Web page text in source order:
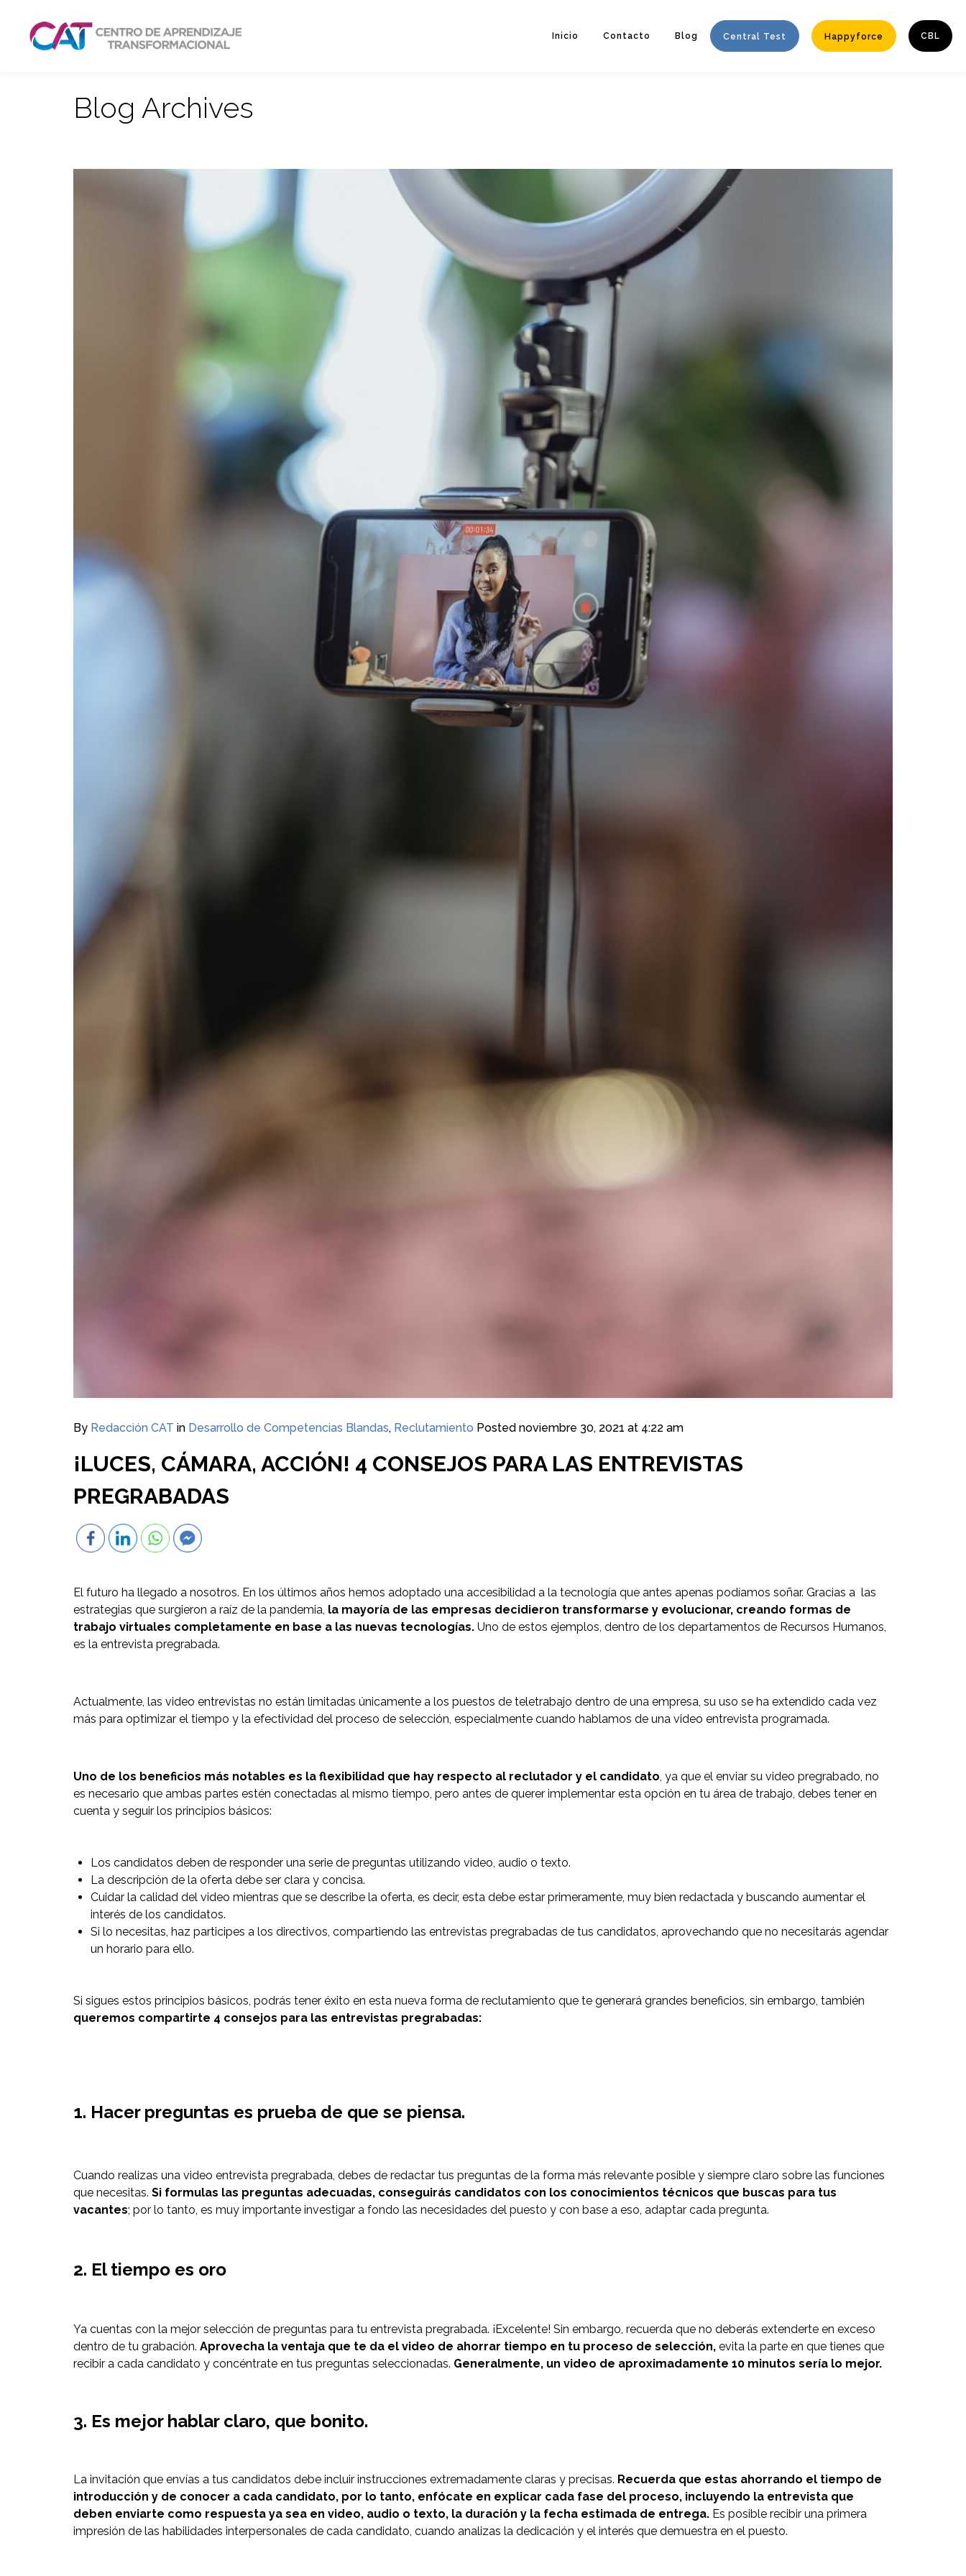
Inicio Contacto Blog Central Test Happyforce CBL
Blog Archives
By Redacción CAT in Desarrollo de Competencias Blandas, Reclutamiento Posted noviembre 30, 2021 at 4:22 am
¡LUCES, CÁMARA, ACCIÓN! 4 CONSEJOS PARA LAS ENTREVISTAS
PREGRABADAS
El futuro ha llegado a nosotros. En los últimos años hemos adoptado una accesibilidad a la tecnología que antes apenas podíamos soñar. Gracias a las
estrategias que surgieron a raíz de la pandemia, la mayoría de las empresas decidieron transformarse y evolucionar, creando formas de
trabajo virtuales completamente en base a las nuevas tecnologías. Uno de estos ejemplos, dentro de los departamentos de Recursos Humanos,
es la entrevista pregrabada.
Actualmente, las video entrevistas no están limitadas únicamente a los puestos de teletrabajo dentro de una empresa, su uso se ha extendido cada vez
más para optimizar el tiempo y la efectividad del proceso de selección, especialmente cuando hablamos de una video entrevista programada.
Uno de los beneficios más notables es la flexibilidad que hay respecto al reclutador y el candidato, ya que el enviar su video pregrabado, no
es necesario que ambas partes estén conectadas al mismo tiempo, pero antes de querer implementar esta opción en tu área de trabajo, debes tener en
cuenta y seguir los principios básicos:
Los candidatos deben de responder una serie de preguntas utilizando video, audio o texto.
La descripción de la oferta debe ser clara y concisa.
Cuidar la calidad del video mientras que se describe la oferta, es decir, esta debe estar primeramente, muy bien redactada y buscando aumentar el
interés de los candidatos.
Si lo necesitas, haz participes a los directivos, compartiendo las entrevistas pregrabadas de tus candidatos, aprovechando que no necesitarás agendar
un horario para ello.
Si sigues estos principios básicos, podrás tener éxito en esta nueva forma de reclutamiento que te generará grandes beneficios, sin embargo, también
queremos compartirte 4 consejos para las entrevistas pregrabadas:
1. Hacer preguntas es prueba de que se piensa.
Cuando realizas una video entrevista pregrabada, debes de redactar tus preguntas de la forma más relevante posible y siempre claro sobre las funciones
que necesitas. Si formulas las preguntas adecuadas, conseguirás candidatos con los conocimientos técnicos que buscas para tus
vacantes; por lo tanto, es muy importante investigar a fondo las necesidades del puesto y con base a eso, adaptar cada pregunta.
2. El tiempo es oro
Ya cuentas con la mejor selección de preguntas para tu entrevista pregrabada. ¡Excelente! Sin embargo, recuerda que no deberás extenderte en exceso
dentro de tu grabación. Aprovecha la ventaja que te da el video de ahorrar tiempo en tu proceso de selección, evita la parte en que tienes que
recibir a cada candidato y concéntrate en tus preguntas seleccionadas. Generalmente, un video de aproximadamente 10 minutos sería lo mejor.
3. Es mejor hablar claro, que bonito.
La invitación que envías a tus candidatos debe incluir instrucciones extremadamente claras y precisas. Recuerda que estas ahorrando el tiempo de
introducción y de conocer a cada candidato, por lo tanto, enfócate en explicar cada fase del proceso, incluyendo la entrevista que
deben enviarte como respuesta ya sea en video, audio o texto, la duración y la fecha estimada de entrega. Es posible recibir una primera
impresión de las habilidades interpersonales de cada candidato, cuando analizas la dedicación y el interés que demuestra en el puesto.